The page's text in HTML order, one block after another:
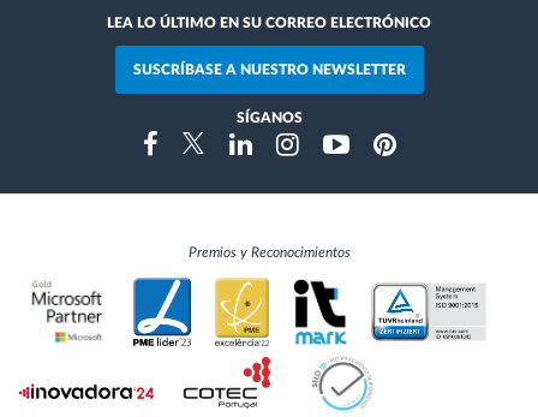
LEA LO ÚLTIMO EN SU CORREO ELECTRÓNICO
SUSCRÍBASE A NUESTRO NEWSLETTER
SÍGANOS
FacebookTwitterLinkedinInstragramYoutubePinterest
Premios y Reconocimientos